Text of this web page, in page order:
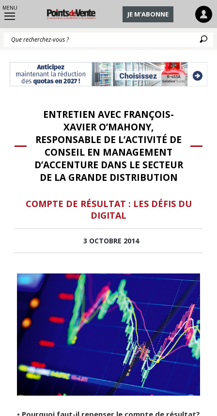
MENU
JE M'ABONNE
ENTRETIEN AVEC FRANÇOIS-
XAVIER O’MAHONY,
RESPONSABLE DE L’ACTIVITÉ DE
CONSEIL EN MANAGEMENT
D’ACCENTURE DANS LE SECTEUR
DE LA GRANDE DISTRIBUTION
COMPTE DE RÉSULTAT : LES DÉFIS DU
DIGITAL
3 OCTOBRE 2014